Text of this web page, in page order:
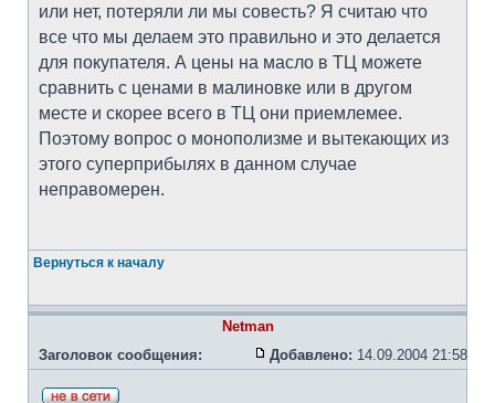
или нет, потеряли ли мы совесть? Я считаю что
все что мы делаем это правильно и это делается
для покупателя. А цены на масло в ТЦ можете
сравнить с ценами в малиновке или в другом
месте и скорее всего в ТЦ они приемлемее.
Поэтому вопрос о монополизме и вытекающих из
этого суперприбылях в данном случае
неправомерен.
Вернуться к началу
Netman
Заголовок сообщения:
Добавлено: 14.09.2004 21:58